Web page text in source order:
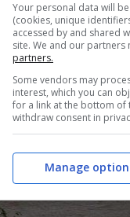
Your personal data will
(cookies, unique
accessed by and shared
site. We and our
partners.
Some vendors may
interest, which you can
for a link at the bottom of
withdraw consent in
Manage